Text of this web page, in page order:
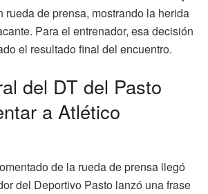
rueda de prensa, mostrando la herida
Para el entrenador, esa decisión
el resultado final del encuentro.
del DT del Pasto
a Atlético
de la rueda de prensa llegó
del Deportivo Pasto lanzó una frase